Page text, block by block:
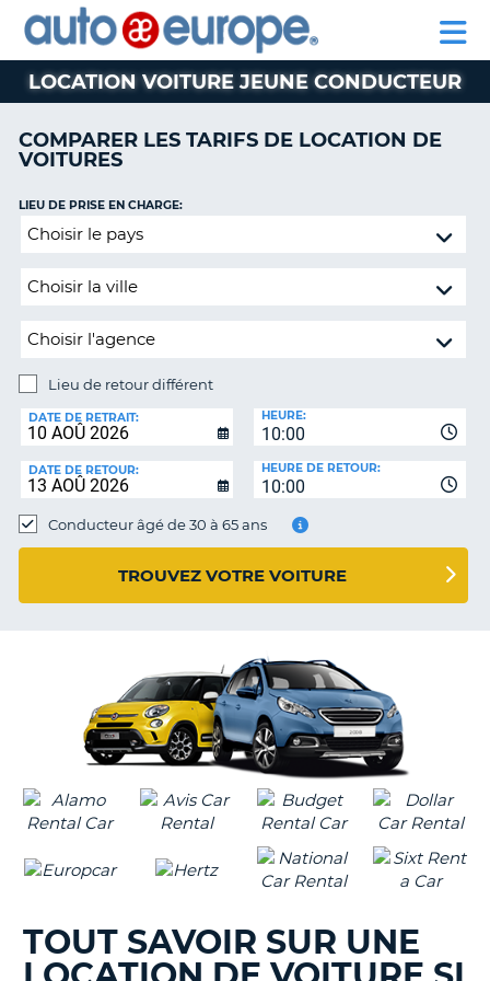
LOCATION
DE
VOITURES
CAMPING-
CAR
PARTENAIRE
SUPPORT
CLIENT
AUTO
EUROPE
LOCATION
DE
VOITURES
CAMPING-
PARTENAIRE
SUPPORT
COMPTE
MA
LANGUAGE
LOCATION VOITURE JEUNE CONDUCTEUR
COMPARER LES TARIFS DE LOCATION DE
VOITURES
Lieu
retour
LIEU DE PRISE EN CHARGE:
Lieu de retour différent
DE
RETOUR:
DATE DE RETRAIT:
10:00
HEURE:
DATE DE RETOUR:
10:00
HEURE DE RETOUR:
Conducteur âgé de 30 à 65 ans
TROUVEZ VOTRE VOITURE
TOUT SAVOIR SUR UNE